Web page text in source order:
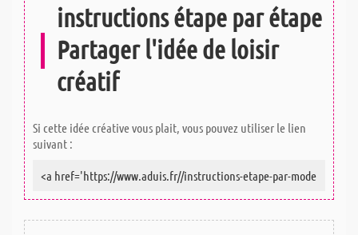
instructions étape par étape
Partager l'idée de loisir
créatif
Si cette idée créative vous plait, vous pouvez utiliser le lien
suivant :